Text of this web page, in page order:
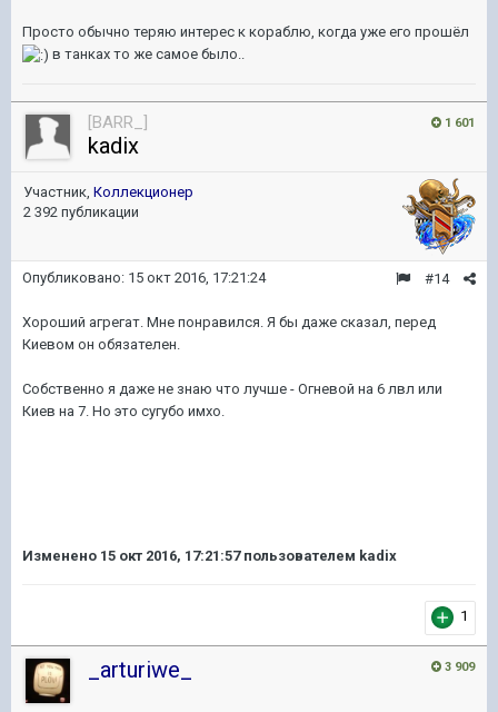
Просто обычно теряю интерес к кораблю, когда уже его прошёл
в танках то же самое было..
1 601
[BARR_]
kadix
Участник, Коллекционер
2 392 публикации
#14
Опубликовано: 15 окт 2016, 17:21:24
Хороший агрегат. Мне понравился. Я бы даже сказал, перед
Киевом он обязателен.
Собственно я даже не знаю что лучше - Огневой на 6 лвл или
Киев на 7. Но это сугубо имхо.
Изменено 15 окт 2016, 17:21:57пользователем kadix
1
3 909
_arturiwe_